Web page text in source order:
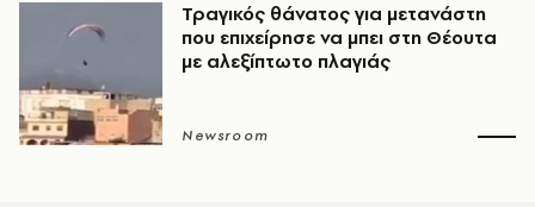
Τραγικός θάνατος για μετανάστη
που επιχείρησε να μπει στη Θέουτα
με αλεξίπτωτο πλαγιάς
Newsroom